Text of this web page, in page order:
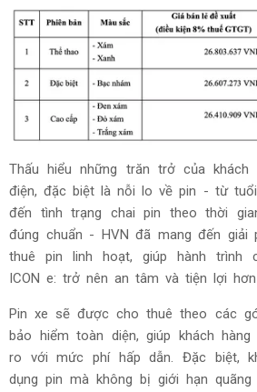
Thấu hiểu những trăn trở của
điện, đặc biệt là nỗi lo về pin - từ
đến tình trạng chai pin theo thời
đúng chuẩn - HVN đã mang đến
thuê pin linh hoạt, giúp hành trình
ICON e: trở nên an tâm và tiện lợi
Pin xe sẽ được cho thuê theo các
bảo hiểm toàn diện, giúp khách
ro với mức phí hấp dẫn. Đặc biệt,
dụng pin mà không bị giới hạn